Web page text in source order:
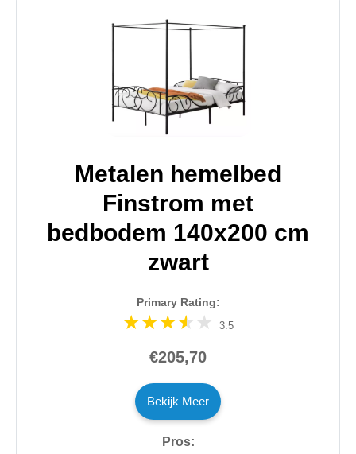
Metalen hemelbed
Finstrom met
bedbodem 140x200 cm
zwart
Primary Rating:
3.5
€205,70
Bekijk Meer
Pros: